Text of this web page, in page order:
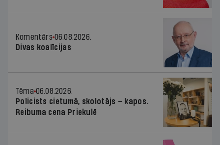
Komentārs 06.08.2026.
Divas koalīcijas
Tēma 06.08.2026.
Policists cietumā, skolotājs – kapos.
Reibuma cena Priekulē